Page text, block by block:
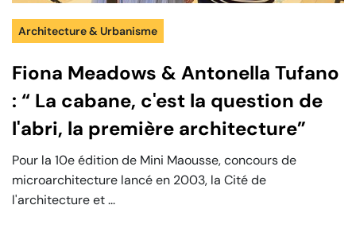
Architecture & Urbanisme
Fiona Meadows & Antonella Tufano
: “ La cabane, c'est la question de
l'abri, la première architecture”
Pour la 10e édition de Mini Maousse, concours de
microarchitecture lancé en 2003, la Cité de
l'architecture et ...